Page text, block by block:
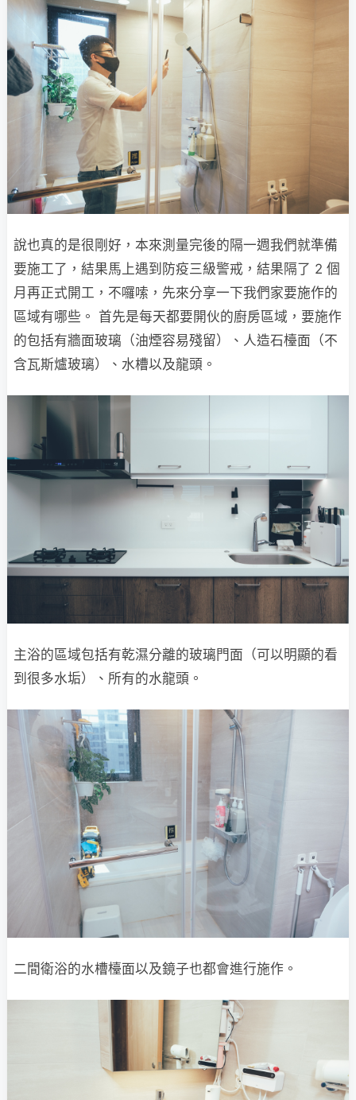
說也真的是很剛好，本來測量完後的隔一週我們就準備
要施工了，結果馬上遇到防疫三級警戒，結果隔了 2 個
月再正式開工，不囉嗦，先來分享一下我們家要施作的
區域有哪些。 首先是每天都要開伙的廚房區域，要施作
的包括有牆面玻璃（油煙容易殘留）、人造石檯面（不
含瓦斯爐玻璃）、水槽以及龍頭。
主浴的區域包括有乾濕分離的玻璃門面（可以明顯的看
到很多水垢）、所有的水龍頭。
二間衛浴的水槽檯面以及鏡子也都會進行施作。